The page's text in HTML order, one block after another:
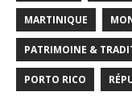
MARTINIQUE
PATRIMOINE &
PORTO RICO